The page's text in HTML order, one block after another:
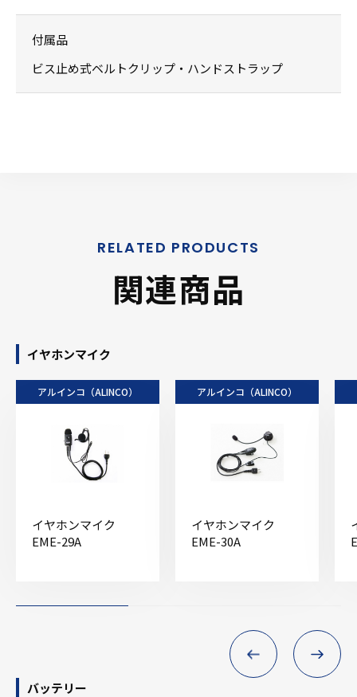
付属品
ビス止め式ベルトクリップ・ハンドストラップ
関連商品
イヤホンマイク
アルインコ（ALINCO）
イヤホンマイク
EME-29A
アルインコ（ALINCO）
イヤホンマイク
EME-30A
バッテリー